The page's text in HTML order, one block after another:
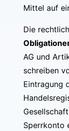
Mittel auf
Die
AG und
schreiben
Eintragung
Sperrkonto